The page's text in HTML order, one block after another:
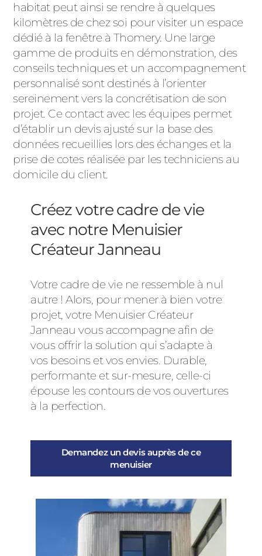
habitat peut ainsi se rendre à quelques
kilomètres de chez soi pour visiter un espace
dédié à la fenêtre à Thomery. Une large
gamme de produits en démonstration, des
conseils techniques et un accompagnement
personnalisé sont destinés à l’orienter
sereinement vers la concrétisation de son
projet. Ce contact avec les équipes permet
d’établir un devis ajusté sur la base des
données recueillies lors des échanges et la
prise de cotes réalisée par les techniciens au
domicile du client.
Créez votre cadre de vie
avec notre Menuisier
Créateur Janneau
Votre cadre de vie ne ressemble à nul
autre ! Alors, pour mener à bien votre
projet, votre Menuisier Créateur
Janneau vous accompagne afin de
vous offrir la solution qui s’adapte à
vos besoins et vos envies. Durable,
performante et sur-mesure, celle-ci
épouse les contours de vos ouvertures
à la perfection.
Demandez un devis auprès de ce
menuisier